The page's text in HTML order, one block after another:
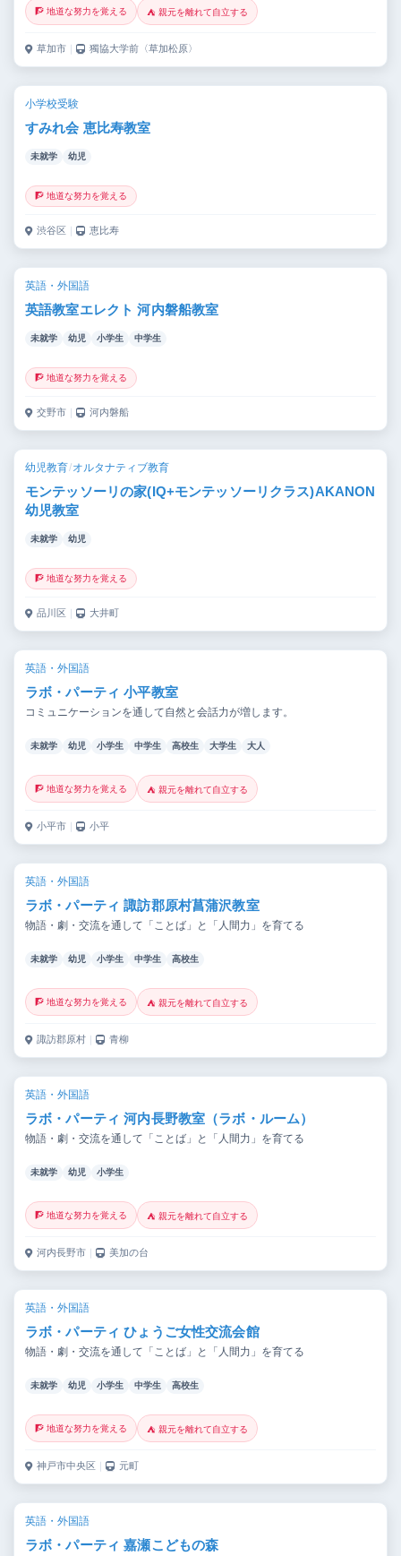
🧗 地道な努力を覚える ⛺ 親元を離れて自立する
草加市 ｜ 獨協大学前〈草加松原〉
小学校受験
すみれ会 恵比寿教室
未就学 幼児
🧗 地道な努力を覚える
渋谷区 ｜ 恵比寿
英語・外国語
英語教室エレクト 河内磐船教室
未就学 幼児 小学生 中学生
🧗 地道な努力を覚える
交野市 ｜ 河内磐船
幼児教育/オルタナティブ教育
モンテッソーリの家(IQ+モンテッソーリクラス)AKANON
幼児教室
未就学 幼児
🧗 地道な努力を覚える
品川区 ｜ 大井町
英語・外国語
ラボ・パーティ 小平教室
コミュニケーションを通して自然と会話力が増します。
未就学 幼児 小学生 中学生 高校生 大学生 大人
🧗 地道な努力を覚える ⛺ 親元を離れて自立する
小平市 ｜ 小平
英語・外国語
ラボ・パーティ 諏訪郡原村菖蒲沢教室
物語・劇・交流を通して「ことば」と「人間力」を育てる
未就学 幼児 小学生 中学生 高校生
🧗 地道な努力を覚える ⛺ 親元を離れて自立する
諏訪郡原村 ｜ 青柳
英語・外国語
ラボ・パーティ 河内長野教室（ラボ・ルーム）
物語・劇・交流を通して「ことば」と「人間力」を育てる
未就学 幼児 小学生
🧗 地道な努力を覚える ⛺ 親元を離れて自立する
河内長野市 ｜ 美加の台
英語・外国語
ラボ・パーティ ひょうご女性交流会館
物語・劇・交流を通して「ことば」と「人間力」を育てる
未就学 幼児 小学生 中学生 高校生
🧗 地道な努力を覚える ⛺ 親元を離れて自立する
神戸市中央区 ｜ 元町
英語・外国語
ラボ・パーティ 嘉瀬こどもの森